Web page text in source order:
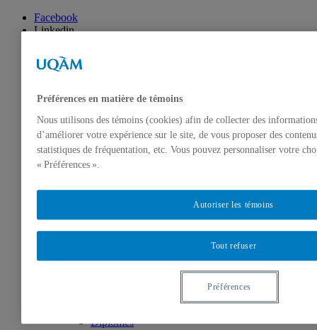
Facebook
Linkedin
Instagram
À propos
La Chaire
Titulaire
Directeur des partenariats
Équipe
Coordonnatrice
Régisseur technique
traduction
Associés à la communication graphique
Membres
Chercheurs associés
Professeurs-chercheurs en résidence
Stagiaires postdoctoraux
Anciens stagiaires postdoctoraux
Diplômés
Préférences en matière de témoins
Nous utilisons des témoins (cookies) afin de collecter des
d’améliorer votre expérience sur le site, de vous proposer des
statistiques de fréquentation, etc. Vous pouvez personnaliser votre
« Préférences ».
Tout refuser
Autoriser les témoins
Préférences